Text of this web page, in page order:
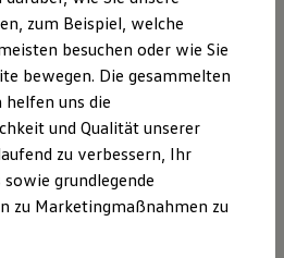
für Nutzfahrzeuge
Pflege & Inspektion
anfragen
bei Volkswagen Nutzfahrzeuge
Service
der Aktion können die
Eintragen Ihrer E-Mail-
für ein Freiticket für eine
“Surftown GmbH”
beginnt am 30.08.2024 um
des Gewinnspiels
endet am 29.10.2024 um
erfolgt am
zum Beispiel, welche
besuchen oder wie Sie
bewegen. Die gesammelten
uns die
und Qualität unserer
zu verbessern, Ihr
grundlegende
zu Marketingmaßnahmen zu